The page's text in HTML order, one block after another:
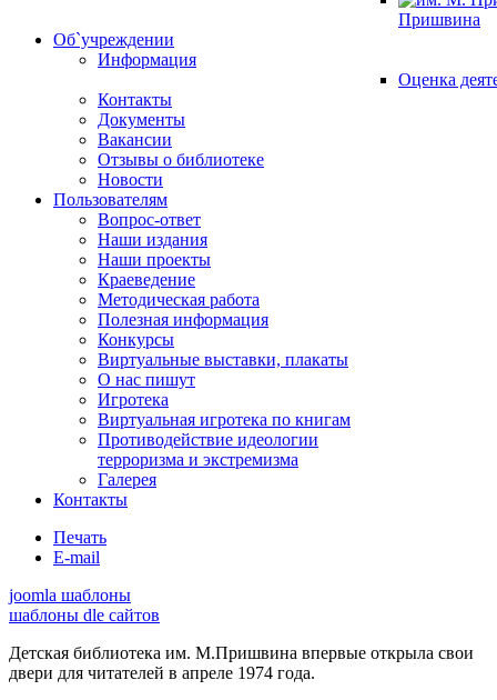
Пришвина
Об`учреждении
Информация
Оценка
Контакты
Документы
Вакансии
Отзывы о библиотеке
Новости
Пользователям
Вопрос-ответ
Наши издания
Наши проекты
Краеведение
Методическая работа
Полезная информация
Конкурсы
Виртуальные выставки, плакаты
О нас пишут
Игротека
Виртуальная игротека по книгам
Противодействие идеологии
терроризма и экстремизма
Галерея
Контакты
Печать
E-mail
joomla шаблоны
шаблоны dle сайтов
Детская библиотека им. М.Пришвина впервые открыла свои
двери для читателей в апреле 1974 года.